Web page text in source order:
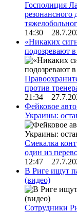
Госполиция
14:30
«Никаких
подозревают
против
21:34
Фейковое
Украины:
Смекалка
один из
12:47
В Риге ищут
(видео)
Сотрудники